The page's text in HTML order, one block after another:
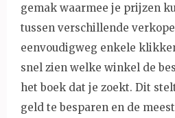
gemak waarmee je prijzen
tussen verschillende
eenvoudigweg enkele
snel zien welke winkel de
het boek dat je zoekt. Dit
geld te besparen en de